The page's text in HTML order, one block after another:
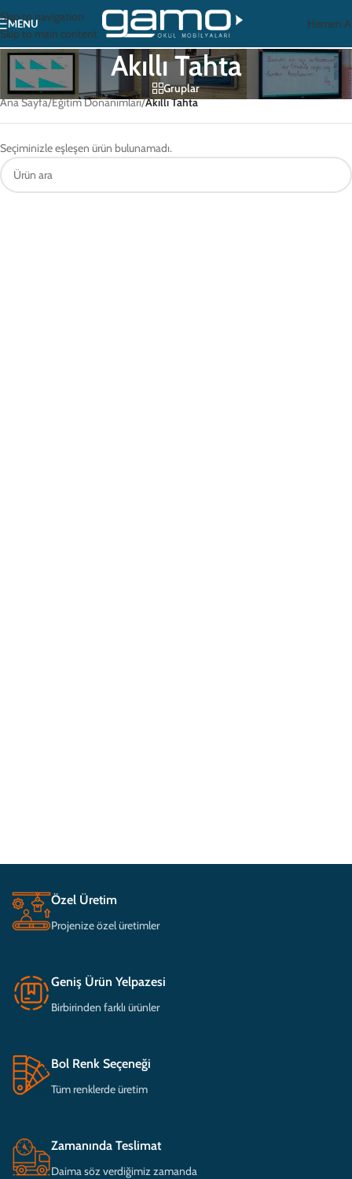
Skip to navigation
Skip to main content
MENU Hemen
Akıllı Tahta
Gruplar
Ana Sayfa/Eğitim Donanımları/Akıllı Tahta
Seçiminizle eşleşen ürün bulunamadı.
Özel Üretim
Projenize özel üretimler
Geniş Ürün Yelpazesi
Birbirinden farklı ürünler
Bol Renk Seçeneği
Tüm renklerde üretim
Zamanında Teslimat
Daima söz verdiğimiz zamanda